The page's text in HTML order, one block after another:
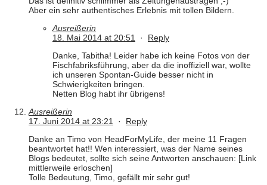
Aber ein sehr authentisches Erlebnis mit tollen Bildern.
Ausreißerin
18. Mai 2014 at 20:51 · Reply
Danke, Tabitha! Leider habe ich keine Fotos von der
Fischfabriksführung, aber da die inoffiziell war, wollte
ich unseren Spontan-Guide besser nicht in
Schwierigkeiten bringen.
Netten Blog habt ihr übrigens!
Ausreißerin
17. Juni 2014 at 23:21 · Reply
Danke an Timo von HeadForMyLife, der meine 11 Fragen
beantwortet hat!! Wen interessiert, was der Name seines
Blogs bedeutet, sollte sich seine Antworten anschauen: [Link
mittlerweile erloschen]
Tolle Bedeutung, Timo, gefällt mir sehr gut!